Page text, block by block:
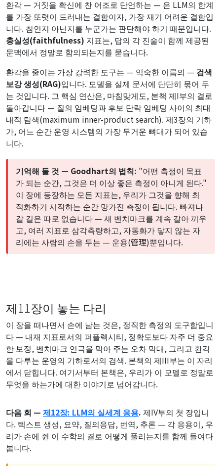
환각 — 거짓을 확신에 찬 어조로 단언하는 — 은 LLM의 한계
를 가장 또렷이 드러내는 결함이자, 가장 재기 어려운 결함입
니다. 참인지 아닌지를 누군가는 판단해야 하기 때문입니다.
충실성(faithfulness) 지표는, 답의 각 진술이 함께 제공된
문맥에서 정말로 함의되는지를 묻습니다.
환각을 줄이는 가장 강력한 도구는 — 익숙한 이름의 — 검색
보강 생성(RAG)입니다. 모델을 실제 문서에 단단히 묶어 두
는 것입니다. 그 핵심 연산은, 마침맞게도, 본책 제I부의 결로
돌아갑니다 — 질의 임베딩과 후보 단락 임베딩 사이의 최대
내적 탐색(maximum inner-product search). 제3장의 기하
가, 어느 순간 운영 시스템의 가장 무거운 뼈대가 되어 있습
니다.
기억해 둘 것 — Goodhart의 법칙: "어떤 측정이 목표
가 되는 순간, 그것은 더 이상 좋은 측정이 아니게 된다."
이 장에 등장하는 모든 지표는, 우리가 그것을 향해 최
적화하기 시작하는 순간 망가진 측정이 됩니다. 빠져나
갈 길은 따로 없습니다 — 새 벤치마크를 계속 갈아 끼우
고, 여러 지표로 삼각측량하고, 자동화가 닿지 않는 자
리에는 사람의 손을 두는 — 운용(管理)뿐입니다.
제11장이 놓는 다리
이 장을 떠나면서 손에 남는 것은, 정직한 측정의 도구함입니
다 — 내재 지표로서의 퍼플렉시티, 정확도보다 자주 더 중요
한 보정, 벤치마크 연극을 막아 주는 오차 막대, 그리고 환각
을 다루는 운영의 기하로서의 검색. 본책의 제III부는 이 자리
에서 닫힙니다. 여기서부터 본책은, 우리가 이 모델로 정말로
무엇을 하는가에 대한 이야기로 넘어갑니다.
다음 회 — 제12장: LLM의 실세계 응용. 제IV부의 첫 장입니
다. 텍스트 생성, 요약, 질의응답, 번역, 추론 — 각 응용이, 우
리가 손에 쥔 이 수학의 결로 어떻게 풀리는지를 함께 들여다
봅니다.